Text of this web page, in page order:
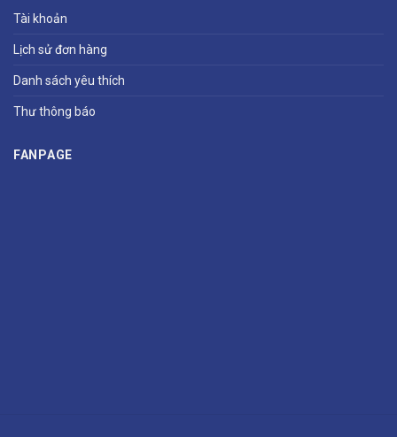
Tài khoản
Lịch sử đơn hàng
Danh sách yêu thích
Thư thông báo
FANPAGE